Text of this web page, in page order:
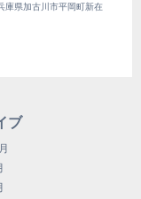
庫県加古川市平岡町新在
ブ